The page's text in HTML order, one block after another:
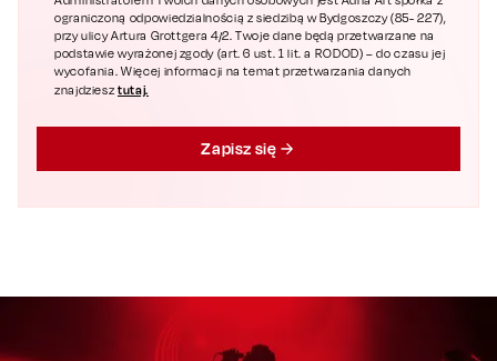
ograniczoną odpowiedzialnością z siedzibą w Bydgoszczy (85- 227),
przy ulicy Artura Grottgera 4/2. Twoje dane będą przetwarzane na
podstawie wyrażonej zgody (art. 6 ust. 1 lit. a RODOD) – do czasu jej
wycofania. Więcej informacji na temat przetwarzania danych
znajdziesztutaj.
Zapisz się